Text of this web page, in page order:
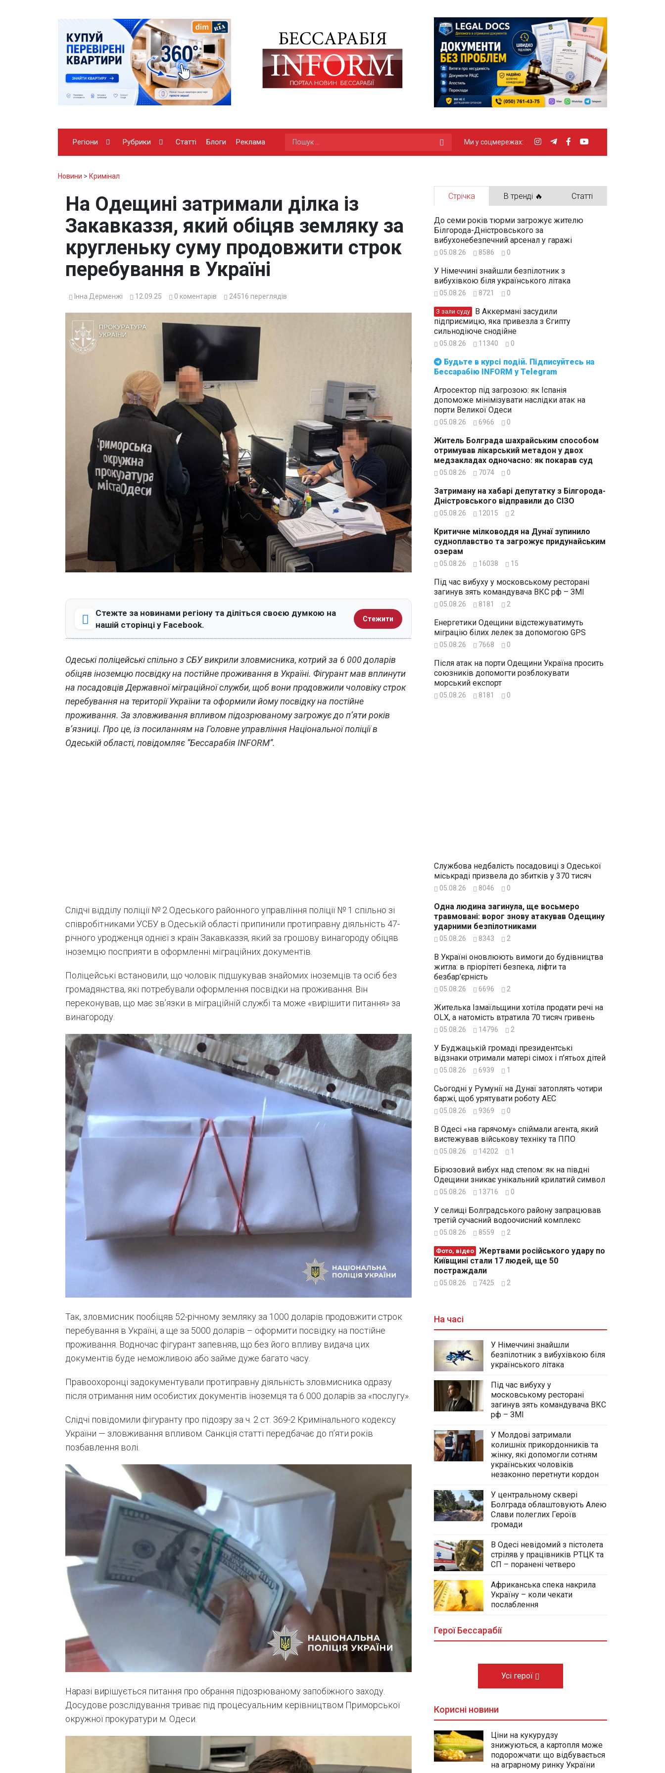
Регіони Рубрики Статті Блоги Реклама Ми у соцмережах:
Новини > Кримінал
На Одещині затримали ділка із
Закавказзя, який обіцяв земляку за
кругленьку суму продовжити строк
перебування в Україні
Інна Дерменжі 12.09.25 0 коментарів 24516 переглядів
Стежте за новинами регіону та діліться своєю думкою на
нашій сторінці у Facebook.
Стежити
Одеські поліцейські спільно з СБУ викрили зловмисника, котрий за 6 000 доларів
обіцяв іноземцю посвідку на постійне проживання в Україні. Фігурант мав вплинути
на посадовців Державної міграційної служби, щоб вони продовжили чоловіку строк
перебування на території України та оформили йому посвідку на постійне
проживання. За зловживання впливом підозрюваному загрожує до п’яти років
в’язниці. Про це, із посиланням на Головне управління Національної поліції в
Одеській області, повідомляє “Бессарабія INFORM”.
Слідчі відділу поліції № 2 Одеського районного управління поліції № 1 спільно зі
співробітниками УСБУ в Одеській області припинили протиправну діяльність 47-
річного уродженця однієї з країн Закавказзя, який за грошову винагороду обіцяв
іноземцю посприяти в оформленні міграційних документів.
Поліцейські встановили, що чоловік підшукував знайомих іноземців та осіб без
громадянства, які потребували оформлення посвідки на проживання. Він
переконував, що має зв’язки в міграційній службі та може «вирішити питання» за
винагороду.
Так, зловмисник пообіцяв 52-річному земляку за 1000 доларів продовжити строк
перебування в Україні, а ще за 5000 доларів – оформити посвідку на постійне
проживання. Водночас фігурант запевняв, що без його впливу видача цих
документів буде неможливою або займе дуже багато часу.
Правоохоронці задокументували протиправну діяльність зловмисника одразу
після отримання ним особистих документів іноземця та 6 000 доларів за «послугу».
Слідчі повідомили фігуранту про підозру за ч. 2 ст. 369-2 Кримінального кодексу
України — зловживання впливом. Санкція статті передбачає до п’яти років
позбавлення волі.
Наразі вирішується питання про обрання підозрюваному запобіжного заходу.
Досудове розслідування триває під процесуальним керівництвом Приморської
окружної прокуратури м. Одеси.
Стрічка В тренді 🔥 Статті
Бессарабію INFORM у Telegram
До семи років тюрми загрожує жителю
Білгорода-Дністровського за
вибухонебезпечний арсенал у гаражі
05.08.26 8586 0
У Німеччині знайшли безпілотник з
вибухівкою біля українського літака
05.08.26 8721 0
З зали суду
підприємицю, яка привезла з Єгипту
сильнодіюче снодійне
05.08.26 11340 0
Агросектор під загрозою: як Іспанія
допоможе мінімізувати наслідки атак на
порти Великої Одеси
05.08.26 6966 0
Житель Болграда шахрайським способом
отримував лікарський метадон у двох
медзакладах одночасно: як покарав суд
05.08.26 7074 0
Затриману на хабарі депутатку з Білгорода-
Дністровського відправили до СІЗО
05.08.26 12015 2
Критичне мілководдя на Дунаї зупинило
судноплавство та загрожує придунайським
озерам
05.08.26 16038 15
Під час вибуху у московському ресторані
загинув зять командувача ВКС рф – ЗМІ
05.08.26 8181 2
Енергетики Одещини відстежуватимуть
міграцію білих лелек за допомогою GPS
05.08.26 7668 0
Після атак на порти Одещини Україна просить
союзників допомогти розблокувати
морський експорт
05.08.26 8181 0
Службова недбалість посадовиці з Одеської
міськраді призвела до збитків у 370 тисяч
05.08.26 8046 0
Одна людина загинула, ще восьмеро
травмовані: ворог знову атакував Одещину
ударними безпілотниками
05.08.26 8343 2
В Україні оновлюють вимоги до будівництва
житла: в пріорітеті безпека, ліфти та
безбар’єрність
05.08.26 6696 2
Жителька Ізмаїльщини хотіла продати речі на
OLX, а натомість втратила 70 тисяч гривень
05.08.26 14796 2
У Буджацькій громаді президентські
відзнаки отримали матері сімох і п’ятьох дітей
05.08.26 6939 1
Сьогодні у Румунії на Дунаї затоплять чотири
баржі, щоб урятувати роботу АЕС
05.08.26 9369 0
В Одесі «на гарячому» спіймали агента, який
вистежував військову техніку та ППО
05.08.26 14202 1
Бірюзовий вибух над степом: як на півдні
Одещини зникає унікальний крилатий символ
05.08.26 13716 0
У селищі Болградського району запрацював
третій сучасний водоочисний комплекс
05.08.26 8559 2
Фото, відео
Київщині стали 17 людей, ще 50
постраждали
05.08.26 7425 2
На часі
У Німеччині знайшли
безпілотник з вибухівкою біля
українського літака
Під час вибуху у
московському ресторані
загинув зять командувача ВКС
рф – ЗМІ
У Молдові затримали
колишніх прикордонників та
жінку, які допомогли сотням
українських чоловіків
незаконно перетнути кордон
У центральному сквері
Болграда облаштовують Алею
Слави полеглих Героїв
громади
В Одесі невідомий з пістолета
стріляв у працівників РТЦК та
СП – поранені четверо
Африканська спека накрила
Україну – коли чекати
послаблення
Герої Бессарабії
У центральному сквері Болграда
облаштовують Алею Слави
полеглих Героїв громади
03.08.2026
Усі герої
Корисні новини
Ціни на кукурудзу
знижуються, а картопля може
подорожчати: що відбувається
на аграрному ринку України